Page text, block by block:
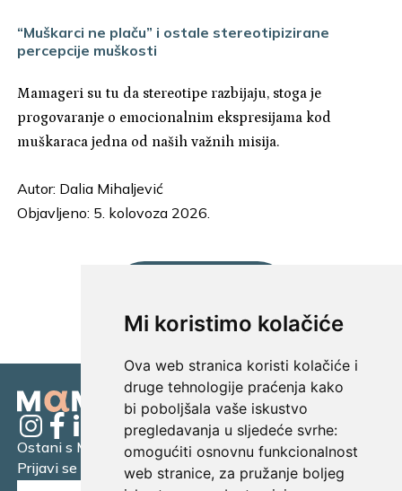
Mi koristimo kolačiće
Ova web stranica koristi kolačiće i
druge tehnologije praćenja kako
bi poboljšala vaše iskustvo
pregledavanja u sljedeće svrhe:
omogućiti osnovnu funkcionalnost
web stranice, za pružanje boljeg
“Muškarci ne plaču” i ostale stereotipizirane
percepcije muškosti
Mamageri su tu da stereotipe razbijaju, stoga je
progovaranje o emocionalnim ekspresijama kod
muškaraca jedna od naših važnih misija.
Autor: Dalia Mihaljević
Objavljeno: 5. kolovoza 2026.
Ostani s Mamagerom
Prijavi se na naš newsletter.